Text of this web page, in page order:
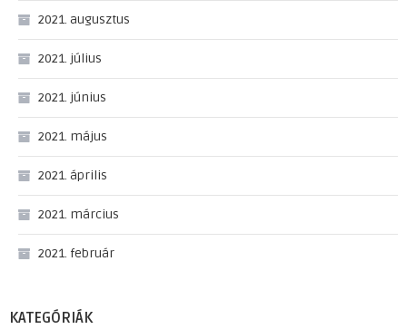
2021. augusztus
2021. július
2021. június
2021. május
2021. április
2021. március
2021. február
KATEGÓRIÁK